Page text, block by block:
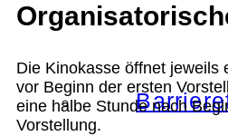
Die Kinokasse öffnet jeweils
vor Beginn der ersten
eine halbe Stunde nach
Vorstellung.